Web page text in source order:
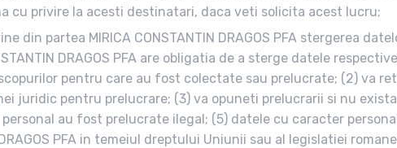
cu privire la acesti destinatari, daca veti solicita acest lucru;
din partea MIRICA CONSTANTIN DRAGOS PFA stergerea
DRAGOS PFA are obligatia de a sterge datele
pentru care au fost colectate sau prelucrate; (2) va
juridic pentru prelucrare; (3) va opuneti prelucrarii si nu
au fost prelucrate ilegal; (5) datele cu caracter
PFA in temeiul dreptului Uniunii sau al legislatiei romane;